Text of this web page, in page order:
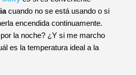
cuando no se está usando o si
encendida continuamente.
la noche? ¿Y si me marcho
es la temperatura ideal a la